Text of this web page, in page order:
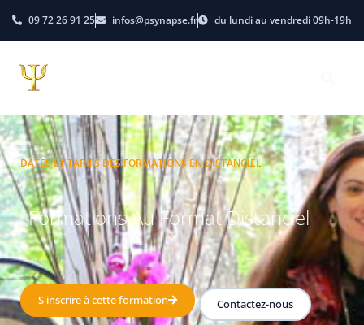
09 72 26 91 25 infos@psynapse.fr du lundi au vendredi 09h-19h
DATES ET TARIFS DES FORMATIONS EN DISTANCIEL
Formations Au Format Distanciel
S'inscrire à cette formation Contactez-nous